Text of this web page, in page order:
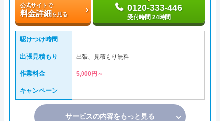
公式サイトで
料金詳細を見る
0120-333-446
受付時間 24時間
駆けつけ時間 ―
出張見積もり 出張、見積もり無料「
作業料金 5,000円～
キャンペーン ―
サービスの内容をもっと見る